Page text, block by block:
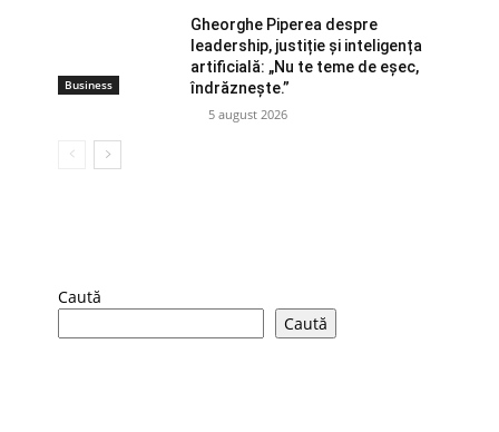
Business
Gheorghe Piperea despre
leadership, justiție și inteligența
artificială: „Nu te teme de eșec,
îndrăznește.”
5 august 2026
Caută
Caută